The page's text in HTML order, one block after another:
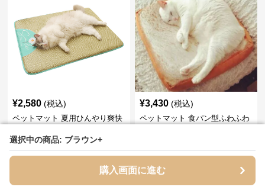
選択中の商品: ブラウン+
購入画面に進む
選択中の商品: ブラウン+
購入画面に進む
¥2,580 (税込)
ペットマット 夏用ひんやり爽快
¥3,430 (税込)
ペットマット 食パン型ふわふわ